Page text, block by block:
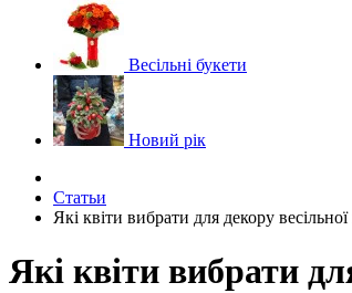
Весільні букети
Новий рік
Статьи
Які квіти вибрати для декору
Які квіти вибрати